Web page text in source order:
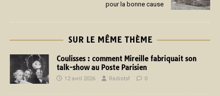
pour la bonne cause
SUR LE MÊME THÈME
Coulisses : comment Mireille fabriquait son
talk-show au Poste Parisien
12 avril 2026 Radiotsf 0